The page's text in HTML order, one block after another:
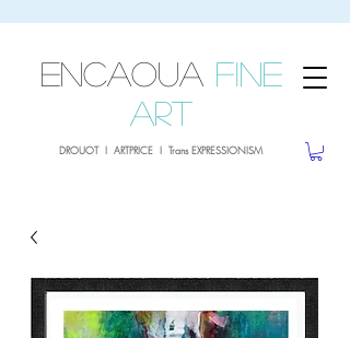
ENCAOUA Fine
Art
DROUOT I ARTPRICE I Trans EXPRESSIONISM